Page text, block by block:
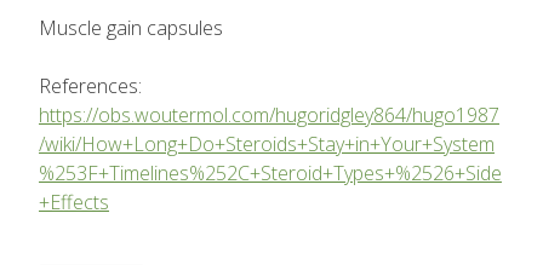
Muscle gain capsules
References:
https://obs.woutermol.com/hugoridgley864/hugo1987
/wiki/How+Long+Do+Steroids+Stay+in+Your+System
%253F+Timelines%252C+Steroid+Types+%2526+Side
+Effects